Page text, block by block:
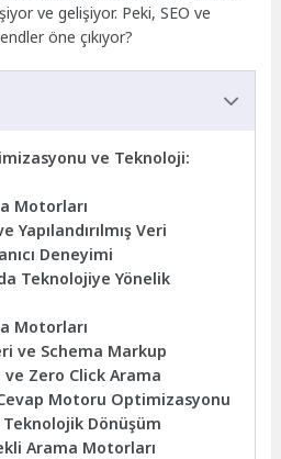
ve gelişiyor. Peki, SEO ve
öne çıkıyor?
ve Teknoloji:
Motorları
Yapılandırılmış Veri
Deneyimi
Teknolojiye Yönelik
Motorları
ve Schema Markup
Zero Click Arama
Motoru Optimizasyonu
Teknolojik Dönüşüm
Arama Motorları